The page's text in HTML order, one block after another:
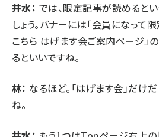
井水： では、限定記事が読めるとい
しょう。バナーには「会員になっ
こちら はげます会ご案内ページ」
るといいですね。
林： なるほど。「はげます会」だけ
ね。